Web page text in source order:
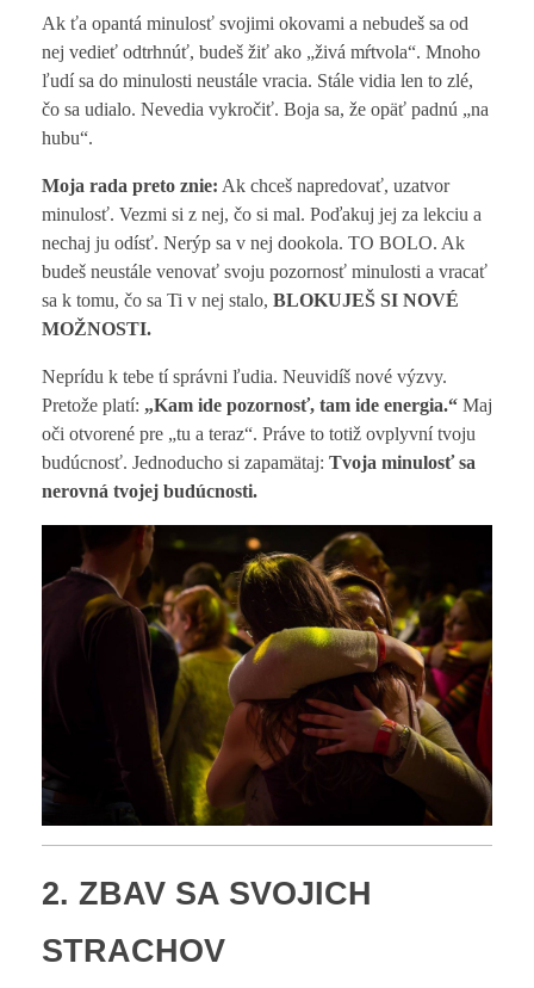
Ak ťa opantá minulosť svojimi okovami a nebudeš sa od
nej vedieť odtrhnúť, budeš žiť ako „živá mŕtvola“. Mnoho
ľudí sa do minulosti neustále vracia. Stále vidia len to zlé,
čo sa udialo. Nevedia vykročiť. Boja sa, že opäť padnú „na
hubu“.
Moja rada preto znie: Ak chceš napredovať, uzatvor
minulosť. Vezmi si z nej, čo si mal. Poďakuj jej za lekciu a
nechaj ju odísť. Nerýp sa v nej dookola. TO BOLO. Ak
budeš neustále venovať svoju pozornosť minulosti a vracať
sa k tomu, čo sa Ti v nej stalo, BLOKUJEŠ SI NOVÉ
MOŽNOSTI.
Neprídu k tebe tí správni ľudia. Neuvidíš nové výzvy.
Pretože platí: „Kam ide pozornosť, tam ide energia.“ Maj
oči otvorené pre „tu a teraz“. Práve to totiž ovplyvní tvoju
budúcnosť. Jednoducho si zapamätaj: Tvoja minulosť sa
nerovná tvojej budúcnosti.
2. ZBAV SA SVOJICH
STRACHOV